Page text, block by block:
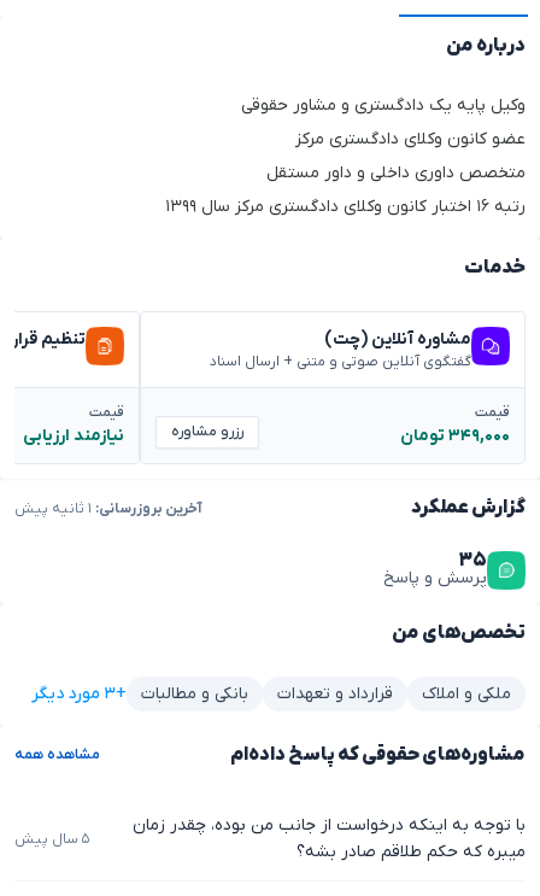
درباره من
وکیل پایه یک دادگستری و مشاور حقوقی
عضو کانون وکلای دادگستری مرکز
متخصص داوری داخلی و داور مستقل
رتبه ۱۶ اختبار کانون وکلای دادگستری مرکز سال ۱۳۹۹
گزارش عملکرد آخرین بروزرسانی:
۳۵
پرسش و پاسخ
تخصص‌های من
ملکی و املاک قرارداد و تعهدات بانکی و مطالبات +۳ مورد دیگر
خدمات
مشاوره آنلاین (چت)
گفتگوی آنلاین صوتی و متنی + ارسال اسناد
قیمت
۳۴۹,۰۰۰ تومان رزرو مشاوره
تنظیم
قیمت
نیازمند ارزیابی
مشاوره‌های حقوقی که پاسخ داده‌ام مشاهده همه
با توجه به اینکه درخواست از جانب من بوده، چقدر زمان
میبره که حکم طلاقم صادر بشه؟
۵ سال پیش